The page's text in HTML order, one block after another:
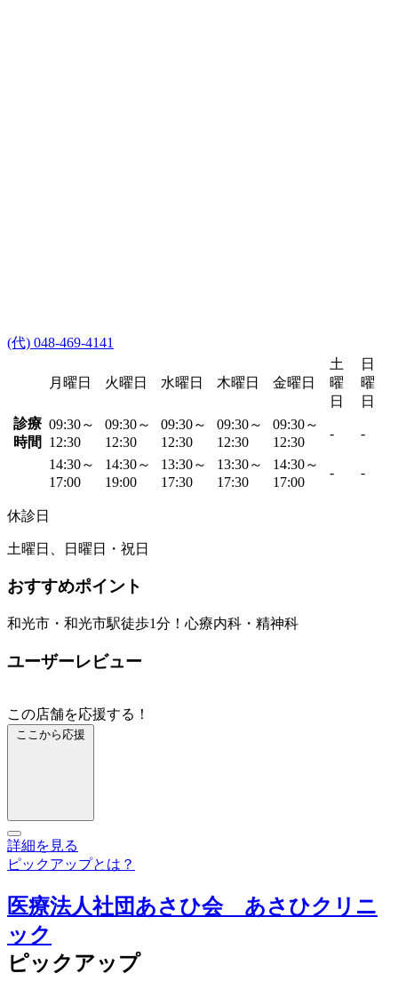
(代) 048-469-4141
月曜日 火曜日 水曜日 木曜日 金曜日
土
曜
日
日
曜
日
診療
時間
09:30～
12:30
09:30～
12:30
09:30～
12:30
09:30～
12:30
09:30～
12:30
- -
14:30～
17:00
14:30～
19:00
13:30～
17:30
13:30～
17:30
14:30～
17:00
- -
休診日
土曜日、日曜日・祝日
おすすめポイント
和光市・和光市駅徒歩1分！心療内科・精神科
ユーザーレビュー
この店舗を応援する！
ここから応援
詳細を見る
ピックアップとは？
医療法人社団あさひ会 あさひクリニ
ック
ピックアップ